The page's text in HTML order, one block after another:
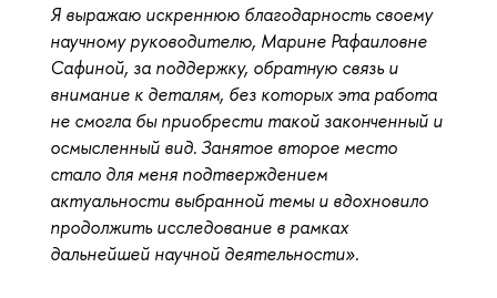
Я выражаю искреннюю благодарность своему
научному руководителю, Марине Рафаиловне
Сафиной, за поддержку, обратную связь и
внимание к деталям, без которых эта работа
не смогла бы приобрести такой законченный и
осмысленный вид. Занятое второе место
стало для меня подтверждением
актуальности выбранной темы и вдохновило
продолжить исследование в рамках
дальнейшей научной деятельности».